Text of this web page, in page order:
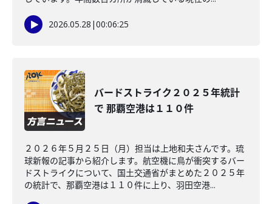
2026.05.28 |00:06:25
バードストライク２０２５年統計
で 那覇空港は１１０件
２０２６年５月２５日（月）担当は上地和夫さんです。琉
球新報の記事から紹介します。航空機に鳥が衝突するバー
ドストライクについて、国土交通省がまとめた２０２５年
の統計で、那覇空港は１１０件に上り、羽田空港...